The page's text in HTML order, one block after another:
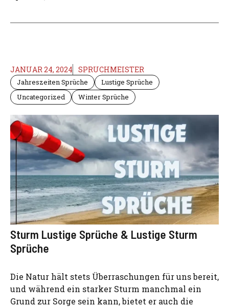
JANUAR 24, 2024 SPRUCHMEISTER
Jahreszeiten Sprüche
Lustige Sprüche
Uncategorized
Winter Sprüche
Sturm Lustige Sprüche & Lustige Sturm
Sprüche
Die Natur hält stets Überraschungen für uns bereit,
und während ein starker Sturm manchmal ein
Grund zur Sorge sein kann, bietet er auch die